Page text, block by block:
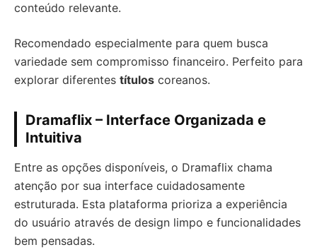
conteúdo relevante.
Recomendado especialmente para quem busca
variedade sem compromisso financeiro. Perfeito para
explorar diferentes títulos coreanos.
Dramaflix – Interface Organizada e
Intuitiva
Entre as opções disponíveis, o Dramaflix chama
atenção por sua interface cuidadosamente
estruturada. Esta plataforma prioriza a experiência
do usuário através de design limpo e funcionalidades
bem pensadas.